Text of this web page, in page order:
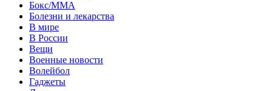
Бокс/MMA
Болезни и лекарства
В мире
В России
Вещи
Военные новости
Волейбол
Гаджеты